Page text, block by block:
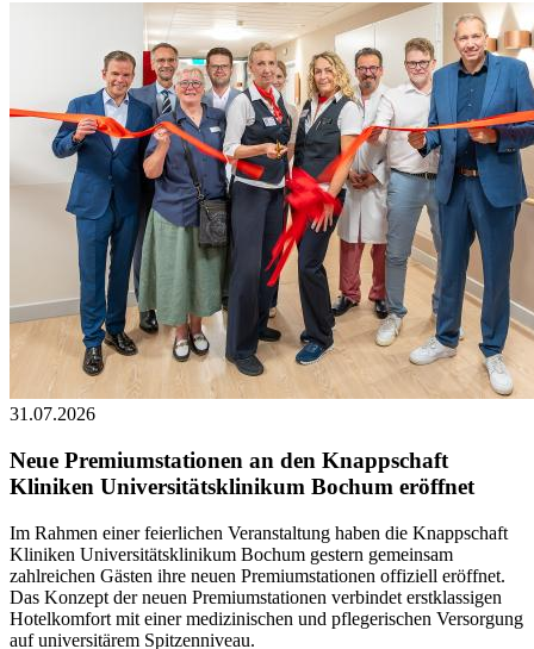
31.07.2026
Neue Premiumstationen an den Knappschaft
Kliniken Universitätsklinikum Bochum eröffnet
Im Rahmen einer feierlichen Veranstaltung haben die Knappschaft
Kliniken Universitätsklinikum Bochum gestern gemeinsam
zahlreichen Gästen ihre neuen Premiumstationen offiziell eröffnet.
Das Konzept der neuen Premiumstationen verbindet erstklassigen
Hotelkomfort mit einer medizinischen und pflegerischen Versorgung
auf universitärem Spitzenniveau.